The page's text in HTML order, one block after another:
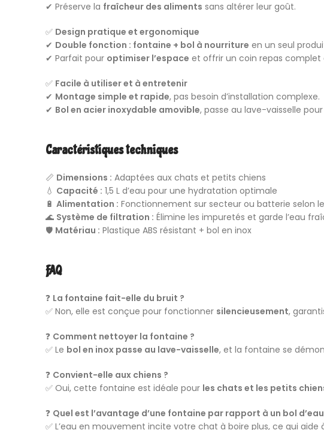
✔ Préserve la fraîcheur des aliments sans altérer leur goût.
✅ Design pratique et ergonomique
✔ Double fonction : fontaine + bol à nourriture en un seul
✔ Parfait pour optimiser l’espace et offrir un coin repas complet
✅ Facile à utiliser et à entretenir
✔ Montage simple et rapide, pas besoin d’installation complexe.
✔ Bol en acier inoxydable amovible, passe au lave-vaisselle
Caractéristiques techniques
📏 Dimensions : Adaptées aux chats et petits chiens
💧 Capacité : 1,5 L d’eau pour une hydratation optimale
🔋 Alimentation : Fonctionnement sur secteur ou batterie selon
🌊 Système de filtration : Élimine les impuretés et garde l’eau
🛡 Matériau : Plastique ABS résistant + bol en inox
FAQ
❓ La fontaine fait-elle du bruit ?
✅ Non, elle est conçue pour fonctionner silencieusement,
❓ Comment nettoyer la fontaine ?
✅ Le bol en inox passe au lave-vaisselle, et la fontaine se
❓ Convient-elle aux chiens ?
✅ Oui, cette fontaine est idéale pour les chats et les petits
❓ Quel est l’avantage d’une fontaine par rapport à un bol
✅ L’eau en mouvement incite votre chat à boire plus, ce qui aide